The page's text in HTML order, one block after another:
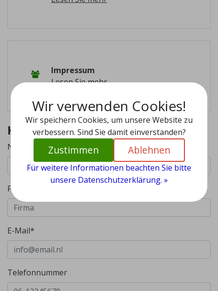
Impressum
Lesen Sie mehr
Kontaktieren Sie uns
Name*
Firma
E-Mail*
Telefonnummer
Wir verwenden Cookies!
Wir speichern Cookies, um unsere Website zu
verbessern. Sind Sie damit einverstanden?
Zustimmen Ablehnen
Für weitere Informationen beachten Sie bitte
unsere Datenschutzerklärung. »